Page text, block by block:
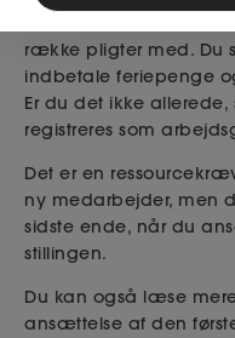
MitAse
Ase Selvstændig
Dokumenter.dk
række pligter med. Du
indbetale feriepenge
Er du det ikke
registreres som
Det er en
ny medarbejder, men
sidste ende, når du
stillingen.
Du kan også læse
ansættelse af den